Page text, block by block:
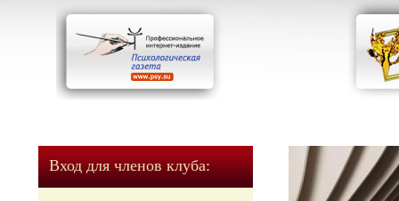
Вход для членов клуба: